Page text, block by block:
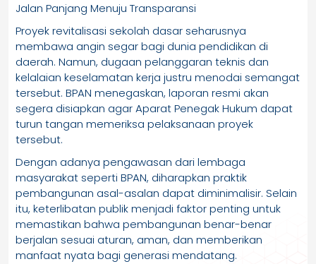
Jalan Panjang Menuju Transparansi
Proyek revitalisasi sekolah dasar seharusnya
membawa angin segar bagi dunia pendidikan di
daerah. Namun, dugaan pelanggaran teknis dan
kelalaian keselamatan kerja justru menodai semangat
tersebut. BPAN menegaskan, laporan resmi akan
segera disiapkan agar Aparat Penegak Hukum dapat
turun tangan memeriksa pelaksanaan proyek
tersebut.
Dengan adanya pengawasan dari lembaga
masyarakat seperti BPAN, diharapkan praktik
pembangunan asal-asalan dapat diminimalisir. Selain
itu, keterlibatan publik menjadi faktor penting untuk
memastikan bahwa pembangunan benar-benar
berjalan sesuai aturan, aman, dan memberikan
manfaat nyata bagi generasi mendatang.